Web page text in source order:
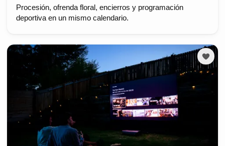
Procesión, ofrenda floral, encierros y programación
deportiva en un mismo calendario.